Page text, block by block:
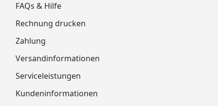
FAQs & Hilfe
Rechnung drucken
Zahlung
Versandinformationen
Serviceleistungen
Kundeninformationen